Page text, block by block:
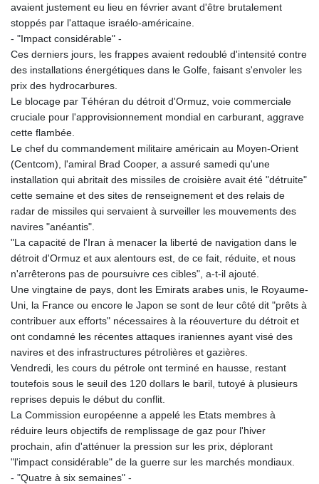
avaient justement eu lieu en février avant d'être brutalement
stoppés par l'attaque israélo-américaine.
- "Impact considérable" -
Ces derniers jours, les frappes avaient redoublé d'intensité contre
des installations énergétiques dans le Golfe, faisant s'envoler les
prix des hydrocarbures.
Le blocage par Téhéran du détroit d'Ormuz, voie commerciale
cruciale pour l'approvisionnement mondial en carburant, aggrave
cette flambée.
Le chef du commandement militaire américain au Moyen-Orient
(Centcom), l'amiral Brad Cooper, a assuré samedi qu'une
installation qui abritait des missiles de croisière avait été "détruite"
cette semaine et des sites de renseignement et des relais de
radar de missiles qui servaient à surveiller les mouvements des
navires "anéantis".
"La capacité de l'Iran à menacer la liberté de navigation dans le
détroit d'Ormuz et aux alentours est, de ce fait, réduite, et nous
n'arrêterons pas de poursuivre ces cibles", a-t-il ajouté.
Une vingtaine de pays, dont les Emirats arabes unis, le Royaume-
Uni, la France ou encore le Japon se sont de leur côté dit "prêts à
contribuer aux efforts" nécessaires à la réouverture du détroit et
ont condamné les récentes attaques iraniennes ayant visé des
navires et des infrastructures pétrolières et gazières.
Vendredi, les cours du pétrole ont terminé en hausse, restant
toutefois sous le seuil des 120 dollars le baril, tutoyé à plusieurs
reprises depuis le début du conflit.
La Commission européenne a appelé les Etats membres à
réduire leurs objectifs de remplissage de gaz pour l'hiver
prochain, afin d'atténuer la pression sur les prix, déplorant
"l'impact considérable" de la guerre sur les marchés mondiaux.
- "Quatre à six semaines" -